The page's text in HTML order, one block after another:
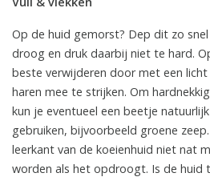
Op de huid gemorst? Dep dit zo
droog en druk daarbij niet te hard.
beste verwijderen door met een
haren mee te strijken. Om
kun je eventueel een beetje
gebruiken, bijvoorbeeld groene
leerkant van de koeienhuid niet nat
worden als het opdroogt. Is de huid